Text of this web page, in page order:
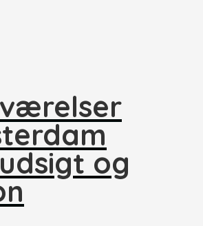
og